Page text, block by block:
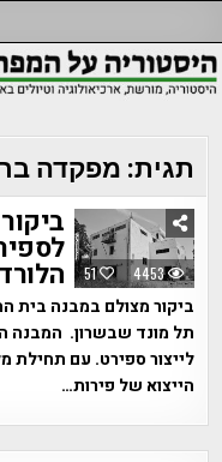
to
content
תגית: מפקדה
51 4453
ביקור מצולם במבנה בית
תל מונד שבשרון. המבנה
לייצור ספירט. עם
הייצוא של פירות…